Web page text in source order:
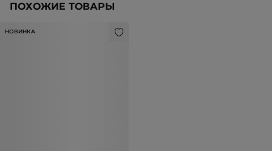
ПОХОЖИЕ ТОВАРЫ
НОВИНКА